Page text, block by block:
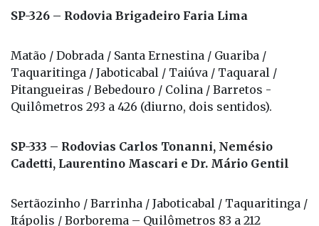
SP-326 – Rodovia Brigadeiro Faria Lima
Matão / Dobrada / Santa Ernestina / Guariba /
Taquaritinga / Jaboticabal / Taiúva / Taquaral /
Pitangueiras / Bebedouro / Colina / Barretos -
Quilômetros 293 a 426 (diurno, dois sentidos).
SP-333 – Rodovias Carlos Tonanni, Nemésio
Cadetti, Laurentino Mascari e Dr. Mário Gentil
Sertãozinho / Barrinha / Jaboticabal / Taquaritinga /
Itápolis / Borborema – Quilômetros 83 a 212